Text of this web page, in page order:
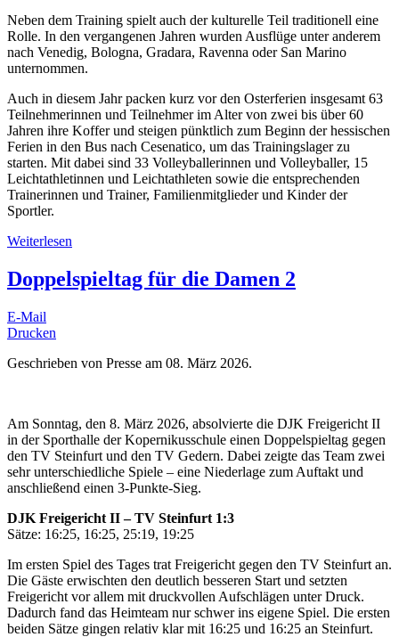
Neben dem Training spielt auch der kulturelle Teil traditionell eine
Rolle. In den vergangenen Jahren wurden Ausflüge unter anderem
nach Venedig, Bologna, Gradara, Ravenna oder San Marino
unternommen.
Auch in diesem Jahr packen kurz vor den Osterferien insgesamt 63
Teilnehmerinnen und Teilnehmer im Alter von zwei bis über 60
Jahren ihre Koffer und steigen pünktlich zum Beginn der hessischen
Ferien in den Bus nach Cesenatico, um das Trainingslager zu
starten. Mit dabei sind 33 Volleyballerinnen und Volleyballer, 15
Leichtathletinnen und Leichtathleten sowie die entsprechenden
Trainerinnen und Trainer, Familienmitglieder und Kinder der
Sportler.
Weiterlesen
Doppelspieltag für die Damen 2
E-Mail
Drucken
Geschrieben von Presse am 08. März 2026.
Am Sonntag, den 8. März 2026, absolvierte die DJK Freigericht II
in der Sporthalle der Kopernikusschule einen Doppelspieltag gegen
den TV Steinfurt und den TV Gedern. Dabei zeigte das Team zwei
sehr unterschiedliche Spiele – eine Niederlage zum Auftakt und
anschließend einen 3-Punkte-Sieg.
DJK Freigericht II – TV Steinfurt 1:3
Sätze: 16:25, 16:25, 25:19, 19:25
Im ersten Spiel des Tages trat Freigericht gegen den TV Steinfurt an.
Die Gäste erwischten den deutlich besseren Start und setzten
Freigericht vor allem mit druckvollen Aufschlägen unter Druck.
Dadurch fand das Heimteam nur schwer ins eigene Spiel. Die ersten
beiden Sätze gingen relativ klar mit 16:25 und 16:25 an Steinfurt.